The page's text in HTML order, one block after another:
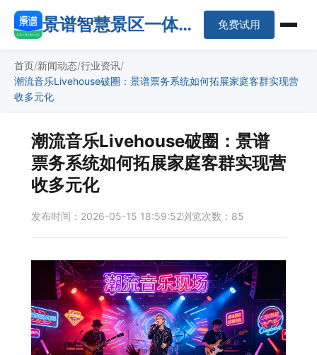
景谱智慧景区一体化
免费试用
首页 新闻动态 行业资讯
潮流音乐Livehouse破圈：景谱票务系统如何拓展家庭客群实现营
收多元化
潮流音乐Livehouse破圈：景谱
票务系统如何拓展家庭客群实现营
收多元化
发布时间：2026-05-15 18:59:52浏览次数：85